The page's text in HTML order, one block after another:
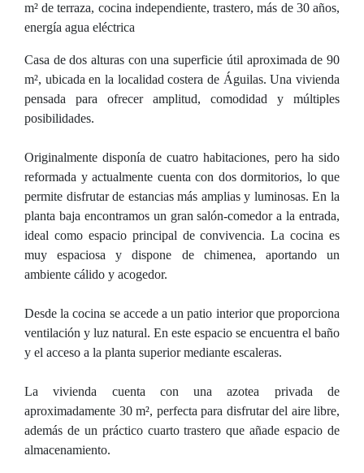
m² de terraza, cocina independiente, trastero, más de 30 años,
energía agua eléctrica
Casa de dos alturas con una superficie útil aproximada de 90
m², ubicada en la localidad costera de Águilas. Una vivienda
pensada para ofrecer amplitud, comodidad y múltiples
posibilidades.
Originalmente disponía de cuatro habitaciones, pero ha sido
reformada y actualmente cuenta con dos dormitorios, lo que
permite disfrutar de estancias más amplias y luminosas. En la
planta baja encontramos un gran salón-comedor a la entrada,
ideal como espacio principal de convivencia. La cocina es
muy espaciosa y dispone de chimenea, aportando un
ambiente cálido y acogedor.
Desde la cocina se accede a un patio interior que proporciona
ventilación y luz natural. En este espacio se encuentra el baño
y el acceso a la planta superior mediante escaleras.
La vivienda cuenta con una azotea privada de
aproximadamente 30 m², perfecta para disfrutar del aire libre,
además de un práctico cuarto trastero que añade espacio de
almacenamiento.